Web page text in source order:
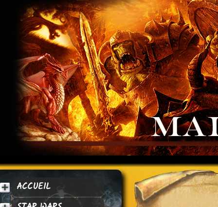
ACCUEIL